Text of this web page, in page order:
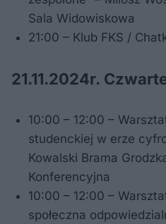
Sala Widowiskowa
21:00 – Klub FKS /
21.11.2024r.
10:00 – 12:00 –
studenckiej w erze
Kowalski Brama
Konferencyjna
10:00 – 12:00 –
społeczna